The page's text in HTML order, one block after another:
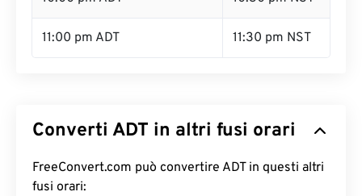
11:00 pm ADT 11:30 pm NST
Converti ADT in altri fusi orari
FreeConvert.com può convertire ADT in questi altri
fusi orari: